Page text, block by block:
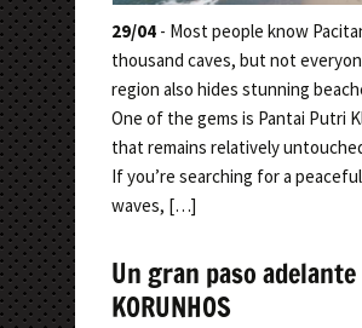
29/04 - Most people know
thousand caves, but not
region also hides stunning
One of the gems is Pantai Putri
that remains relatively
If you’re searching for a
waves, […]
Un gran paso adelante
KORUNHOS